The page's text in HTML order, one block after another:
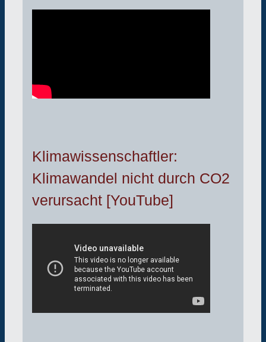
Klimawissenschaftler:
Klimawandel nicht durch CO2
verursacht [YouTube]